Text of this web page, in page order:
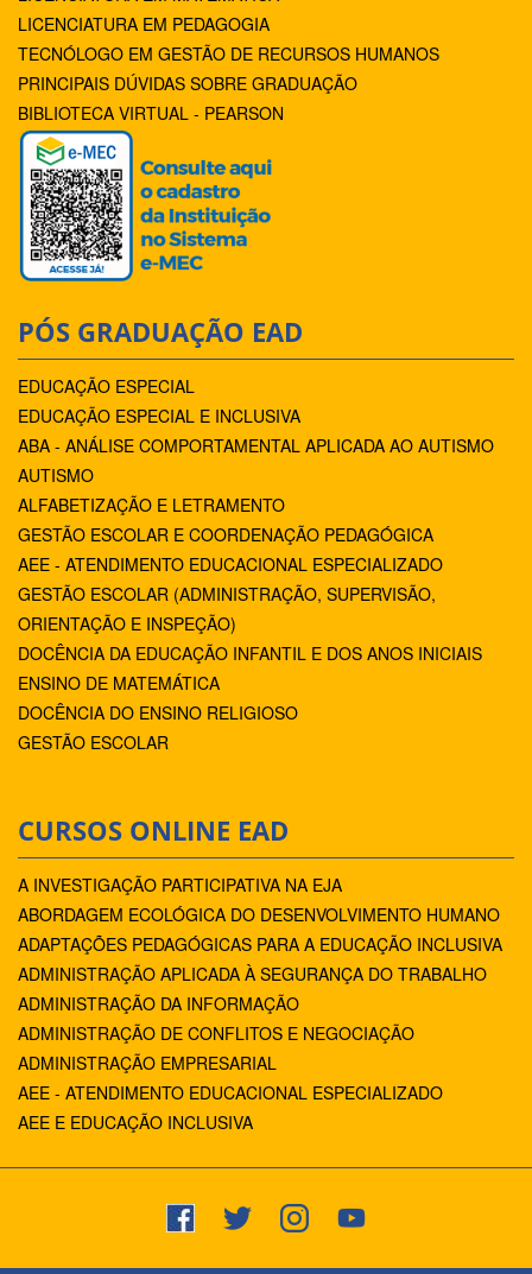
LICENCIATURA EM PEDAGOGIA
TECNÓLOGO EM GESTÃO DE RECURSOS HUMANOS
PRINCIPAIS DÚVIDAS SOBRE GRADUAÇÃO
BIBLIOTECA VIRTUAL - PEARSON
PÓS GRADUAÇÃO EAD
EDUCAÇÃO ESPECIAL
EDUCAÇÃO ESPECIAL E INCLUSIVA
ABA - ANÁLISE COMPORTAMENTAL APLICADA AO AUTISMO
AUTISMO
ALFABETIZAÇÃO E LETRAMENTO
GESTÃO ESCOLAR E COORDENAÇÃO PEDAGÓGICA
AEE - ATENDIMENTO EDUCACIONAL ESPECIALIZADO
GESTÃO ESCOLAR (ADMINISTRAÇÃO, SUPERVISÃO,
ORIENTAÇÃO E INSPEÇÃO)
DOCÊNCIA DA EDUCAÇÃO INFANTIL E DOS ANOS INICIAIS
ENSINO DE MATEMÁTICA
DOCÊNCIA DO ENSINO RELIGIOSO
GESTÃO ESCOLAR
CURSOS ONLINE EAD
A INVESTIGAÇÃO PARTICIPATIVA NA EJA
ABORDAGEM ECOLÓGICA DO DESENVOLVIMENTO HUMANO
ADAPTAÇÕES PEDAGÓGICAS PARA A EDUCAÇÃO INCLUSIVA
ADMINISTRAÇÃO APLICADA À SEGURANÇA DO TRABALHO
ADMINISTRAÇÃO DA INFORMAÇÃO
ADMINISTRAÇÃO DE CONFLITOS E NEGOCIAÇÃO
ADMINISTRAÇÃO EMPRESARIAL
AEE - ATENDIMENTO EDUCACIONAL ESPECIALIZADO
AEE E EDUCAÇÃO INCLUSIVA